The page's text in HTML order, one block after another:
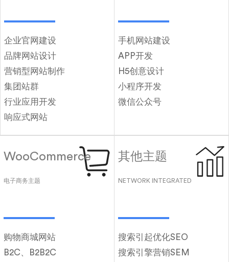
企业官网建设
品牌网站设计
营销型网站制作
集团站群
行业应用开发
响应式网站
手机网站建设
APP开发
H5创意设计
小程序开发
微信公众号
WooCommerce
电子商务主题
购物商城网站
B2C、B2B2C
其他主题
NETWORK INTEGRATED
搜索引起优化SEO
搜索引擎营销SEM